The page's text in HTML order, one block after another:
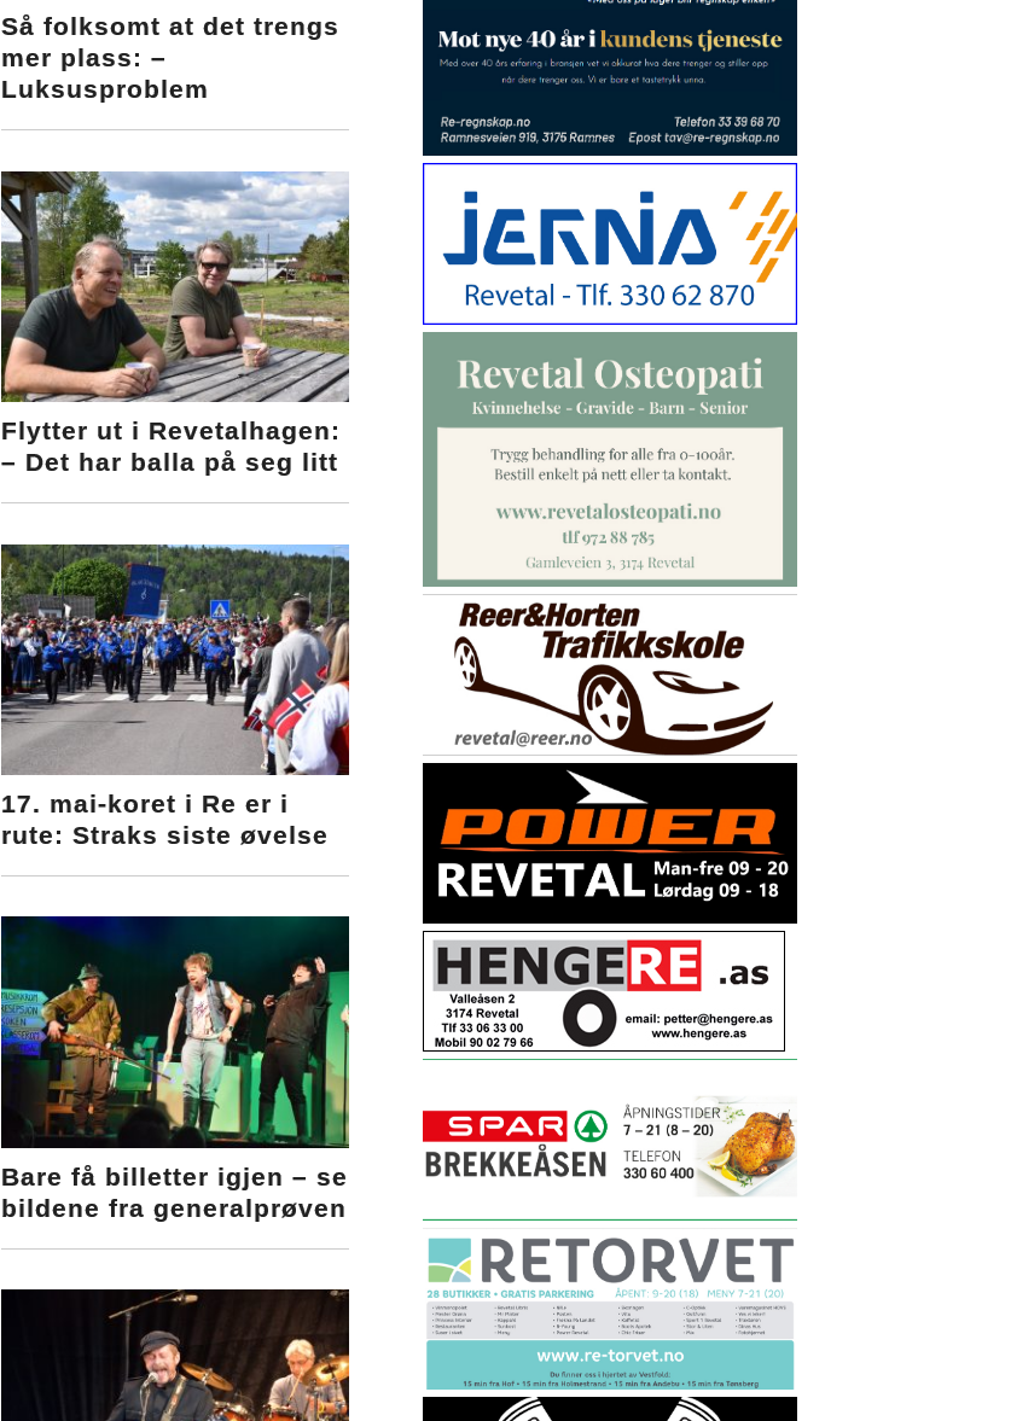
Så folksomt at det trengs
mer plass: –
Luksusproblem
Flytter ut i Revetalhagen:
– Det har balla på seg litt
17. mai-koret i Re er i
rute: Straks siste øvelse
Bare få billetter igjen – se
bildene fra generalprøven